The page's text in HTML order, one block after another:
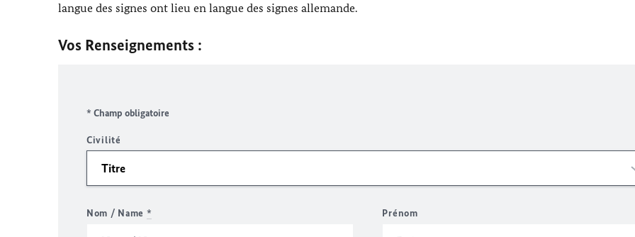
langue des signes ont lieu en langue des signes allemande.
Vos Renseignements :
* Champ obligatoire
Civilité
Nom / Name * Prénom